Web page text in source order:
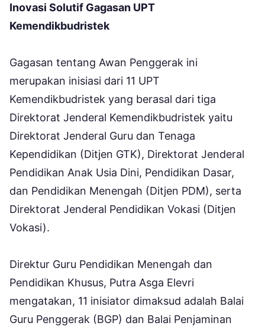
Inovasi Solutif Gagasan UPT
Kemendikbudristek
Gagasan tentang Awan Penggerak ini
merupakan inisiasi dari 11 UPT
Kemendikbudristek yang berasal dari tiga
Direktorat Jenderal Kemendikbudristek yaitu
Direktorat Jenderal Guru dan Tenaga
Kependidikan (Ditjen GTK), Direktorat Jenderal
Pendidikan Anak Usia Dini, Pendidikan Dasar,
dan Pendidikan Menengah (Ditjen PDM), serta
Direktorat Jenderal Pendidikan Vokasi (Ditjen
Vokasi).
Direktur Guru Pendidikan Menengah dan
Pendidikan Khusus, Putra Asga Elevri
mengatakan, 11 inisiator dimaksud adalah Balai
Guru Penggerak (BGP) dan Balai Penjaminan